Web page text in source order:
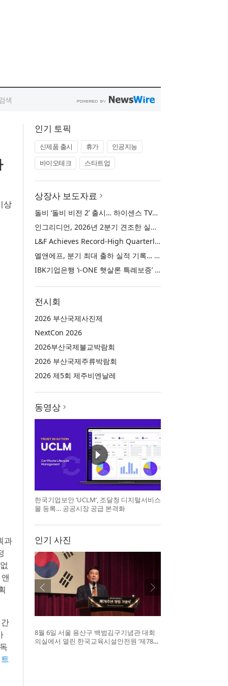
상
과
인기 토픽
신제품 출시 휴가
인공지능
바이오테크
스타트업
상장사 보도자료
돌비 ‘돌비 비전 2’ 출시… 하이센스 TV에 가장 뛰어난 화질 경험 제공
인그리디언, 2026년 2분기 견조한 실적 발표
L&F Achieves Record-High Quarterly Shipments, Begins LFP Supply for North American ESS in Q3 Advancing its Two-Track NCM and LFP Growth Strategy
엘앤에프, 분기 최대 출하 실적 기록… 3분기 북미 ESS향 LFP 공급 착수 NCM+LFP ‘2-Track’ 성장 전략 실현
IBK기업은행 ‘i-ONE 햇살론 특례보증’ 출시
전시회
2026 부산국제사진제
NextCon 2026
2026부산국제불교박람회
2026 부산국제주류박람회
2026 제5회 제주비엔날레
동영상
한국기업보안 ‘UCLM’, 조달청 디지털서비스
몰 등록… 공공시장 공급 본격화
인기 사진
8월 6일 서울 용산구 백범김구기념관 대회
의실에서 열린 한국교육시설안전원 ‘제78주